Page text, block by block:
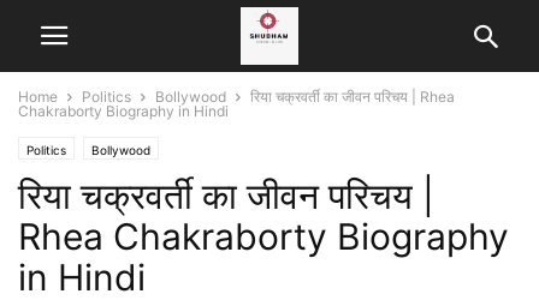
Home Politics Bollywood
रिया चक्रवर्ती का जीवन परिचय | Rhea
Chakraborty Biography in Hindi
Politics Bollywood
रिया चक्रवर्ती का जीवन परिचय |
Rhea Chakraborty Biography
in Hindi